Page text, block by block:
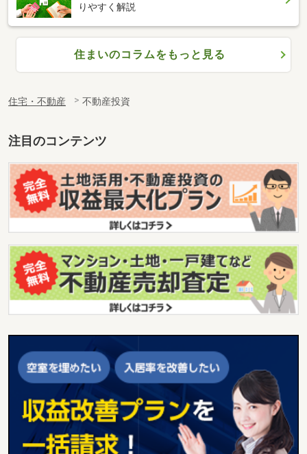
りやすく解説
住まいのコラムをもっと見る
住宅・不動産 不動産投資
注目のコンテンツ